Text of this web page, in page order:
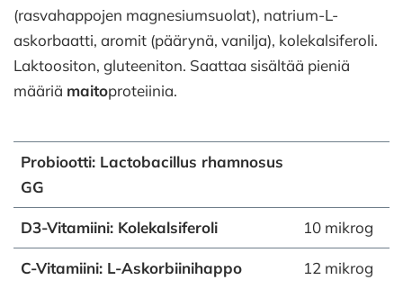
(rasvahappojen magnesiumsuolat), natrium-L-
askorbaatti, aromit (päärynä, vanilja), kolekalsiferoli.
Laktoositon, gluteeniton. Saattaa sisältää pieniä
määriä maitoproteiinia.
Probiootti: Lactobacillus rhamnosus
GG
D3-Vitamiini: Kolekalsiferoli 10 mikrog
C-Vitamiini: L-Askorbiinihappo 12 mikrog